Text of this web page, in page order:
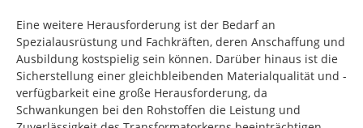
Eine weitere Herausforderung ist der Bedarf an
Spezialausrüstung und Fachkräften, deren Anschaffung und
Ausbildung kostspielig sein können. Darüber hinaus ist die
Sicherstellung einer gleichbleibenden Materialqualität und -
verfügbarkeit eine große Herausforderung, da
Schwankungen bei den Rohstoffen die Leistung und